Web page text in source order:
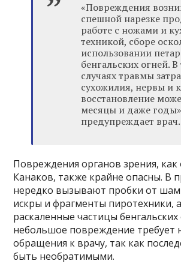
«Повреждения
спешной нарезке
работе с ножами и
техникой, сборе
использовании
бенгальских огней.
случаях травмы
сухожилия, нервы и
восстановление
месяцы и даже
предупреждает врач.
Повреждения органов зрения, как
Канаков, также крайне опасны. В
нередко вызывают пробки от
искры и фрагменты пиротехники,
раскаленные частицы
небольшое повреждение требует
обращения к врачу, так как
быть необратимыми.